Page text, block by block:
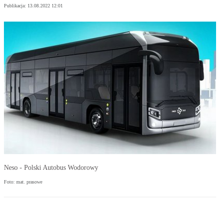
Publikacja: 13.08.2022 12:01
Neso - Polski Autobus Wodorowy
Foto: mat. prasowe